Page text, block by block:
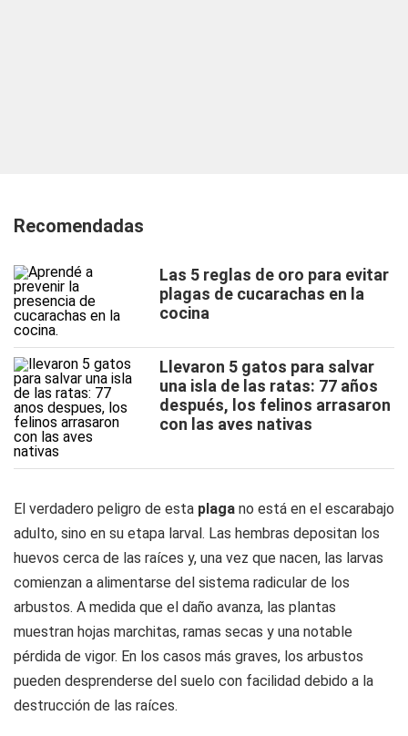
Recomendadas
Las 5 reglas de oro para evitar
plagas de cucarachas en la
cocina
Llevaron 5 gatos para salvar
una isla de las ratas: 77 años
después, los felinos arrasaron
con las aves nativas
El verdadero peligro de esta plaga no está en el escarabajo
adulto, sino en su etapa larval. Las hembras depositan los
huevos cerca de las raíces y, una vez que nacen, las larvas
comienzan a alimentarse del sistema radicular de los
arbustos. A medida que el daño avanza, las plantas
muestran hojas marchitas, ramas secas y una notable
pérdida de vigor. En los casos más graves, los arbustos
pueden desprenderse del suelo con facilidad debido a la
destrucción de las raíces.